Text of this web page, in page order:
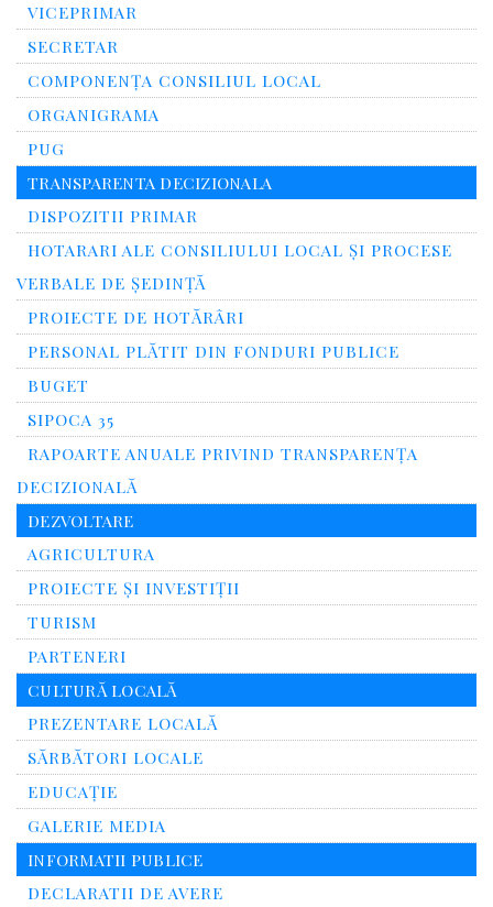
VICEPRIMAR
SECRETAR
COMPONENȚA CONSILIUL LOCAL
ORGANIGRAMA
PUG
TRANSPARENTA DECIZIONALA
DISPOZITII PRIMAR
HOTARARI ALE CONSILIULUI LOCAL ȘI PROCESE
VERBALE DE ȘEDINȚĂ
PROIECTE DE HOTĂRÂRI
PERSONAL PLĂTIT DIN FONDURI PUBLICE
BUGET
SIPOCA 35
RAPOARTE ANUALE PRIVIND TRANSPARENŢA
DECIZIONALĂ
DEZVOLTARE
AGRICULTURA
PROIECTE ȘI INVESTIȚII
TURISM
PARTENERI
CULTURĂ LOCALĂ
PREZENTARE LOCALĂ
SĂRBĂTORI LOCALE
EDUCAȚIE
GALERIE MEDIA
INFORMATII PUBLICE
DECLARATII DE AVERE